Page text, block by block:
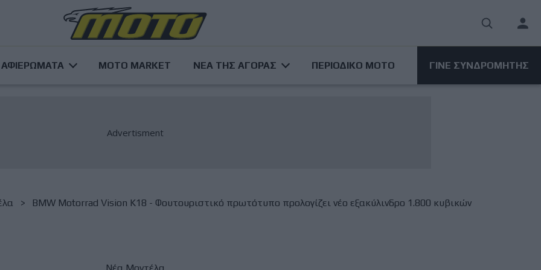
User
ΑΦΙΕΡΩΜΑΤΑ MOTO MARKET ΝΕΑ ΤΗΣ ΑΓΟΡΑΣ ΠΕΡΙΟΔΙΚΟ ΜΟΤΟ ΓΙΝΕ ΣΥΝΔΡΟΜΗΤΗΣ
BMW Motorrad Vision K18 - Φουτουριστικό πρωτότυπο προλογίζει νέο εξακύλινδρο 1.800 κυβικών